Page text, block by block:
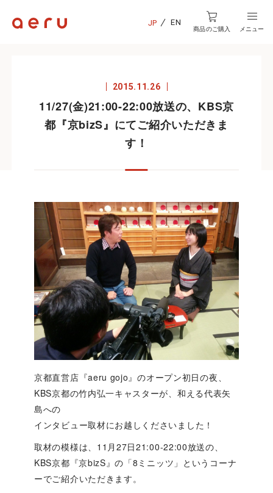
JP EN
商品のご購入 メニュー
2015.11.26
11/27(金)21:00-22:00放送の、KBS京
都『京bizS』にてご紹介いただきま
す！
京都直営店『aeru gojo』のオープン初日の夜、
KBS京都の竹内弘一キャスターが、和える代表矢
島への
インタビュー取材にお越しくださいました！
取材の模様は、11月27日21:00-22:00放送の、
KBS京都『京bizS』の「8ミニッツ」というコーナ
ーでご紹介いただきます。